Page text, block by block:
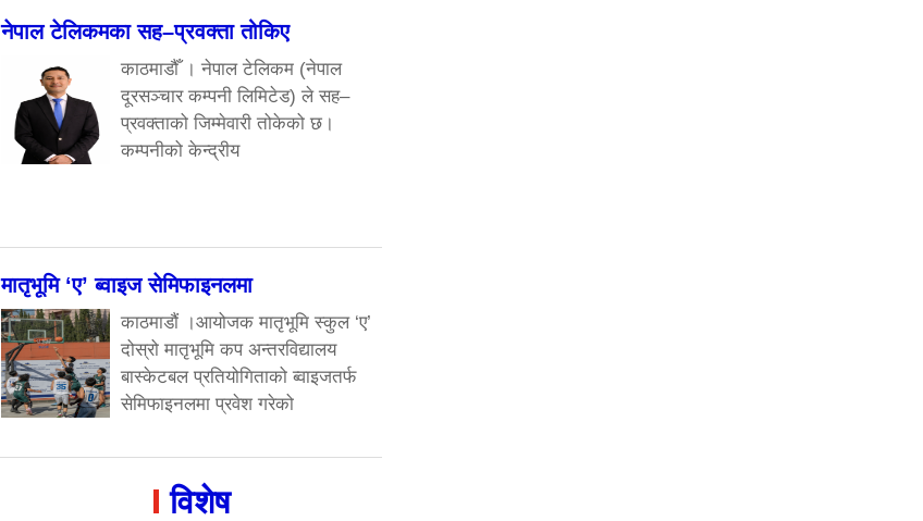
नेपाल टेलिकमका सह–प्रवक्ता तोकिए
काठमाडौँ । नेपाल टेलिकम (नेपाल
दूरसञ्चार कम्पनी लिमिटेड) ले सह–
प्रवक्ताको जिम्मेवारी तोकेको छ।
कम्पनीको केन्द्रीय
मातृभूमि ‘ए’ ब्वाइज सेमिफाइनलमा
काठमाडौं ।आयोजक मातृभूमि स्कुल ‘ए’
दोस्रो मातृभूमि कप अन्तरविद्यालय
बास्केटबल प्रतियोगिताको ब्वाइजतर्फ
सेमिफाइनलमा प्रवेश गरेको
विशेष